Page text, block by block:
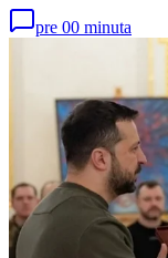
pre 00 minuta